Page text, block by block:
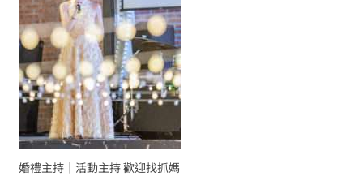
婚禮主持｜活動主持 歡迎找抓媽